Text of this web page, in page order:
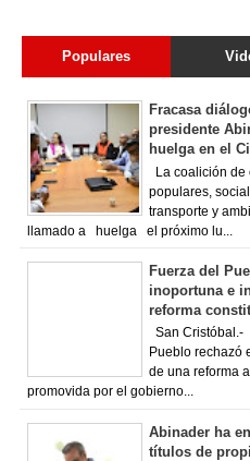
Populares
Fracasa
presidente
huelga en el
La coalición de
populares,
transporte y
llamado a huelga el próximo lu...
Fuerza del
inoportuna e
reforma
San Cristóbal.-
Pueblo rechazó
de una reforma
promovida por el gobierno...
Abinader ha
títulos de